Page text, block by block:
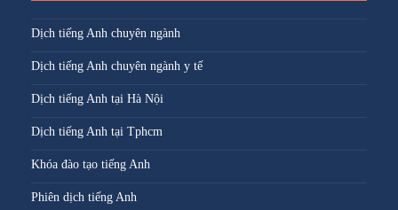
Dịch tiếng Anh chuyên ngành
Dịch tiếng Anh chuyên ngành y tế
Dịch tiếng Anh tại Hà Nội
Dịch tiếng Anh tại Tphcm
Khóa đào tạo tiếng Anh
Phiên dịch tiếng Anh